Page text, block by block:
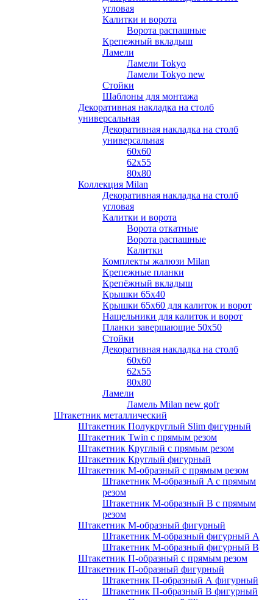
угловая
Калитки и ворота
Ворота распашные
Крепежный вкладыш
Ламели
Ламели Tokyo
Ламели Tokyo new
Стойки
Шаблоны для монтажа
Декоративная накладка на столб
универсальная
Декоративная накладка на столб
универсальная
60х60
62х55
80х80
Коллекция Milan
Декоративная накладка на столб
угловая
Калитки и ворота
Ворота откатные
Ворота распашные
Калитки
Комплекты жалюзи Milan
Крепежные планки
Крепёжный вкладыш
Крышки 65х40
Крышки 65х60 для калиток и ворот
Нащельники для калиток и ворот
Планки завершающие 50х50
Стойки
Декоративная накладка на столб
60х60
62х55
80х80
Ламели
Ламель Milan new gofr
Штакетник металлический
Штакетник Полукруглый Slim фигурный
Штакетник Twin с прямым резом
Штакетник Круглый с прямым резом
Штакетник Круглый фигурный
Штакетник М-образный с прямым резом
Штакетник М-образный A с прямым
резом
Штакетник М-образный B с прямым
резом
Штакетник М-образный фигурный
Штакетник М-образный фигурный A
Штакетник М-образный фигурный B
Штакетник П-образный с прямым резом
Штакетник П-образный фигурный
Штакетник П-образный А фигурный
Штакетник П-образный В фигурный